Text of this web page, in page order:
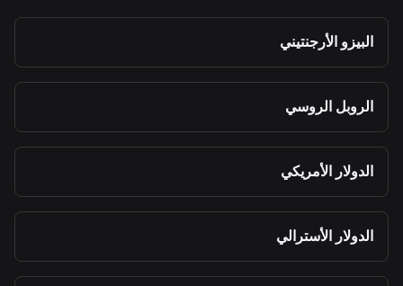
البيزو الأرجنتيني
الروبل الروسي
الدولار الأمريكي
الدولار الأسترالي